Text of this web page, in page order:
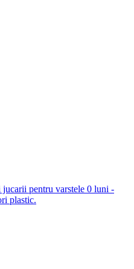
jucarii pentru varstele 0 luni -
plastic.